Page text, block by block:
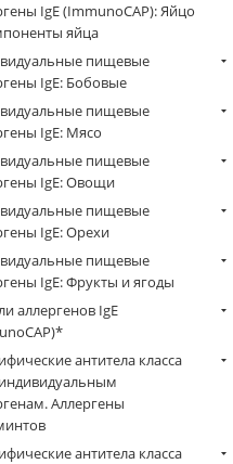
IgE (ImmunoCAP): Яйцо
яйца
пищевые
IgE: Бобовые
пищевые
IgE: Мясо
пищевые
IgE: Овощи
пищевые
IgE: Орехи
пищевые
IgE: Фрукты и ягоды
аллергенов IgE
антитела класса
Аллергены
антитела класса